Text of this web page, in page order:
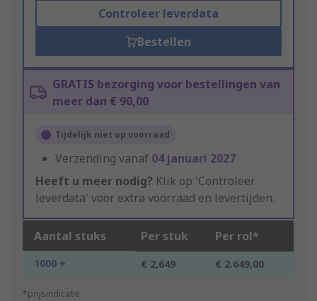
Controleer leverdata
Bestellen
GRATIS bezorging voor bestellingen van
meer dan € 90,00
Tijdelijk niet op voorraad
Verzending vanaf 04 januari 2027
Heeft u meer nodig? Klik op 'Controleer
leverdata' voor extra voorraad en levertijden.
Aantal stuks Per stuk Per rol*
1000 + € 2,649 € 2.649,00
*prijsindicatie